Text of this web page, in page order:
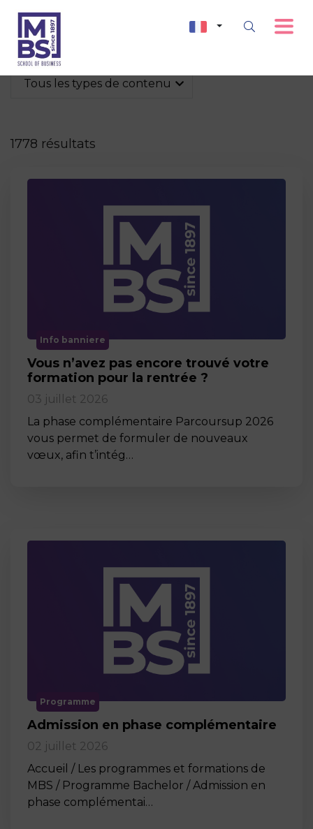
Tous les types de contenu
1778 résultats
Info banniere
Vous n’avez pas encore trouvé votre
formation pour la rentrée ?
03 juillet 2026
La phase complémentaire Parcoursup 2026
vous permet de formuler de nouveaux
vœux, afin t’intég…
Programme
Admission en phase complémentaire
02 juillet 2026
Accueil / Les programmes et formations de
MBS / Programme Bachelor / Admission en
phase complémentai…